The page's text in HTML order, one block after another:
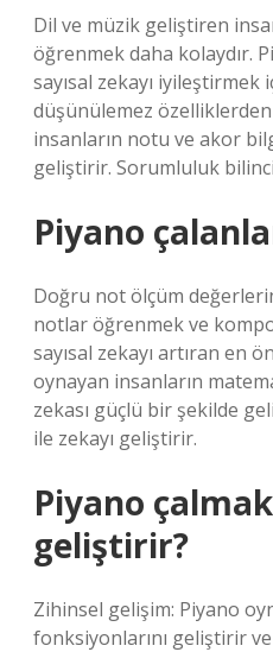
Dil ve müzik geliştiren
öğrenmek daha kolaydır.
sayısal zekayı iyileştirmek
düşünülemez
insanların notu ve akor
geliştirir. Sorumluluk bilinci
Piyano
Doğru not ölçüm
notlar öğrenmek ve
sayısal zekayı artıran en
oynayan insanların
zekası güçlü bir şekilde
ile zekayı geliştirir.
Piyano
geliştirir?
Zihinsel gelişim: Piyano
fonksiyonlarını geliştirir